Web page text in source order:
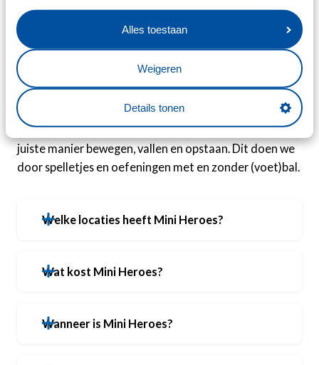
Alles toestaan
Weigeren
Details tonen
en rennen als Maxence Rivera? Er komt van alles voorbij
tijdens deze achtdelige lessenreeks, waardoor jouw
kind altijd iets doet wat hij of zij goed kan en iets dat
juist geleerd wordt.
Inhoud lessenreeks
De inhoud van de lessen varieert zodat de kinderen
elke week iets anders doen. Kinderen leren op een
juiste manier bewegen, vallen en opstaan. Dit doen we
door spelletjes en oefeningen met en zonder (voet)bal.
Welke locaties heeft Mini Heroes?
Wat kost Mini Heroes?
Wanneer is Mini Heroes?